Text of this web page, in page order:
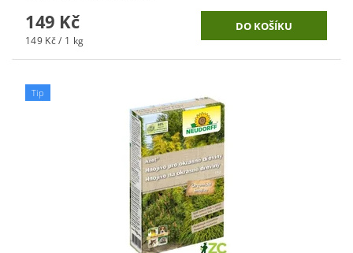
149 Kč
149 Kč / 1 kg
Tip